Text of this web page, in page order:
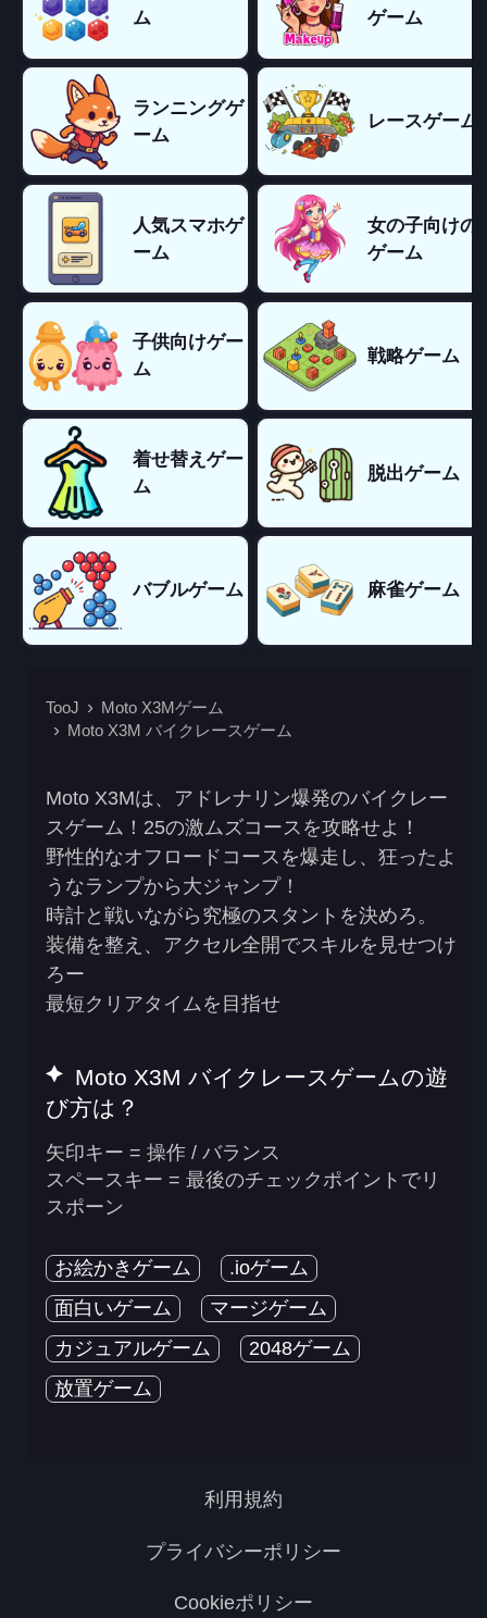
ム
ゲーム
ランニングゲ
ーム
レースゲーム
人気スマホゲ
ーム
女の子向けの
ゲーム
子供向けゲー
ム
戦略ゲーム
着せ替えゲー
ム
脱出ゲーム
バブルゲーム 麻雀ゲーム
TooJ
Moto X3Mゲーム
Moto X3M バイクレースゲーム
Moto X3Mは、アドレナリン爆発のバイクレー
スゲーム！25の激ムズコースを攻略せよ！
野性的なオフロードコースを爆走し、狂ったよ
うなランプから大ジャンプ！
時計と戦いながら究極のスタントを決めろ。
装備を整え、アクセル全開でスキルを見せつけ
ろー
最短クリアタイムを目指せ
Moto X3M バイクレースゲームの遊
び方は？
矢印キー = 操作 / バランス
スペースキー = 最後のチェックポイントでリ
スポーン
お絵かきゲーム
.ioゲーム
面白いゲーム
マージゲーム
カジュアルゲーム
2048ゲーム
放置ゲーム
利用規約
プライバシーポリシー
Cookieポリシー